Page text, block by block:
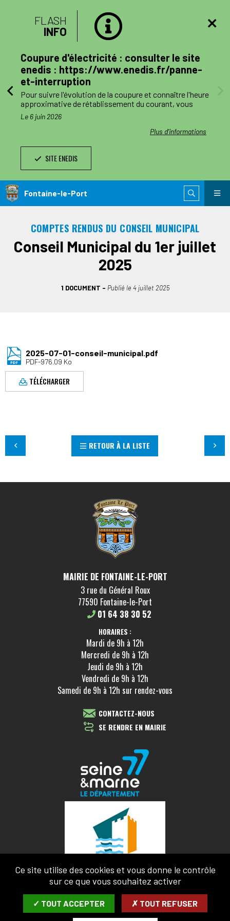
le
est
FLASH
INFO
Coupure d'électricité : consulter le site
enedis : https://www.enedis.fr/panne-
et-interruption
Plus d'informations
Pour suivre l'évolution de la coupure et connaître l'heure
approximative de rétablissement du courant, vous
pouvez consulter le site enedis.fr/panne-et-
interruption ou télécharger l'application Enedis à mes
côtés. Toutefois l'alimentation pourra être rétablie à
Le jour des travaux, si vous avez besoin d’information
complémentaire, vous pourrez nous joindre au numéro
Le 6 juin 2026
SITE ENEDIS
Fontaine-le-Port
COMPTES RENDUS DU CONSEIL MUNICIPAL
Conseil Municipal du 1er juillet
2025
1 DOCUMENT Publié le 4 juillet 2025
2025-07-01-conseil-municipal.pdf
PDF-976.09 Ko
TÉLÉCHARGER
RETOUR À LA LISTE
MAIRIE DE FONTAINE-LE-PORT
3 rue du Général Roux
77590 Fontaine-le-Port
01 64 38 30 52
HORAIRES :
Mardi de 9h à 12h
Mercredi de 9h à 12h
Jeudi de 9h à 12h
Vendredi de 9h à 12h
Samedi de 9h à 12h sur rendez-vous
CONTACTEZ-NOUS
SE RENDRE EN MAIRIE
Ce site utilise des cookies et vous donne le contrôle
sur ce que vous souhaitez activer
✓ TOUT ACCEPTER ✗ TOUT REFUSER